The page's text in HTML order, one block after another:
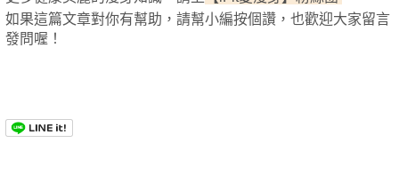
如果這篇文章對你有幫助，請幫小編按個讚，也歡迎大家留言
發問喔！